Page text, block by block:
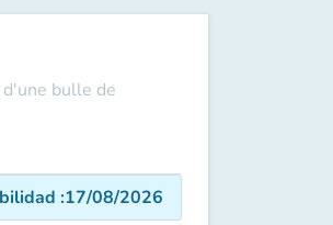
bulle de
:17/08/2026